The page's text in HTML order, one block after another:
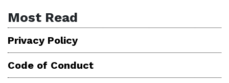
Most Read
Privacy Policy
Code of Conduct